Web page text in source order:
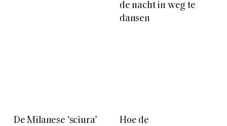
de nacht in weg te
dansen
De Milanese ‘sciura’
Hoe de